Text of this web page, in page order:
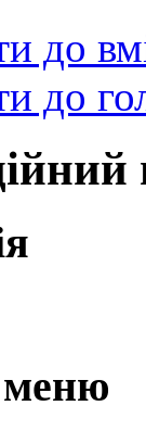
до
до
меню